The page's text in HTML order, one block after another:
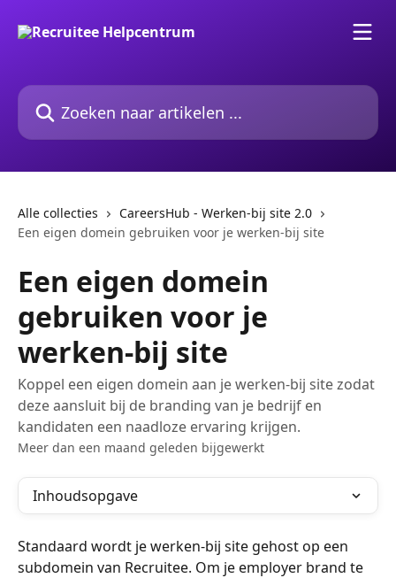
Zoeken naar artikelen ...
Alle collecties
CareersHub - Werken-bij site 2.0
Een eigen domein gebruiken voor je werken-bij site
Een eigen domein
gebruiken voor je
werken-bij site
Koppel een eigen domein aan je werken-bij site zodat
deze aansluit bij de branding van je bedrijf en
kandidaten een naadloze ervaring krijgen.
Meer dan een maand geleden bijgewerkt
Inhoudsopgave
Standaard wordt je werken-bij site gehost op een
subdomein van Recruitee. Om je employer brand te